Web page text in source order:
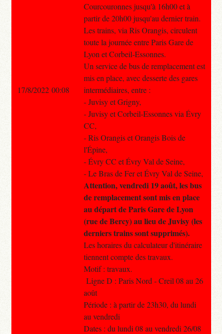
Courcouronnes jusqu'à 16h00 et à
partir de 20h00 jusqu'au dernier train.
Les trains, via Ris Orangis, circulent
toute la journée entre Paris Gare de
Lyon et Corbeil-Essonnes.
Un service de bus de remplacement est
mis en place, avec desserte des gares
intermédiaires, entre :
- Juvisy et Grigny,
- Juvisy et Corbeil-Essonnes via Évry
CC,
- Ris Orangis et Orangis Bois de
l'Épine,
- Évry CC et Évry Val de Seine,
- Le Bras de Fer et Évry Val de Seine,
Attention, vendredi 19 août, les bus
de remplacement sont mis en place
au départ de Paris Gare de Lyon
(rue de Bercy) au lieu de Juvisy (les
derniers trains sont supprimés).
Les horaires du calculateur d'itinéraire
tiennent compte des travaux.
Motif : travaux.
Ligne D : Paris Nord - Creil 08 au 26
août
Période : à partir de 23h30, du lundi
au vendredi
Dates : du lundi 08 au vendredi 26/08
17/8/2022 00:08